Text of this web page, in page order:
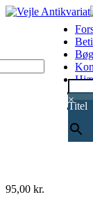
×
Titel
0
95,00 kr.